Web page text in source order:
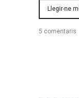
Llegir-ne
5 comentaris